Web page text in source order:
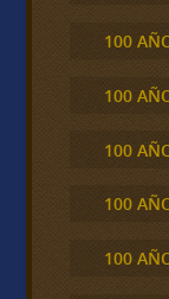
100
100
100
100
100